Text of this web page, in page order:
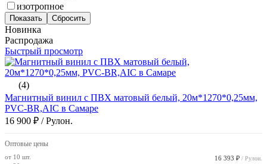
изотропное
Новинка
Распродажа
Быстрый просмотр
(4)
Магнитный винил с ПВХ матовый белый, 20м*1270*0,25мм,
PVC-BR,AIC в Самаре
16 900 ₽ / Рулон.
Оптовые цены
от 10 шт. 16 393 ₽ / Рулон.